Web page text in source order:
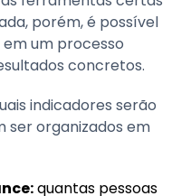
porém, é possível
um processo
concretos.
indicadores serão
ser organizados em
quantas pessoas